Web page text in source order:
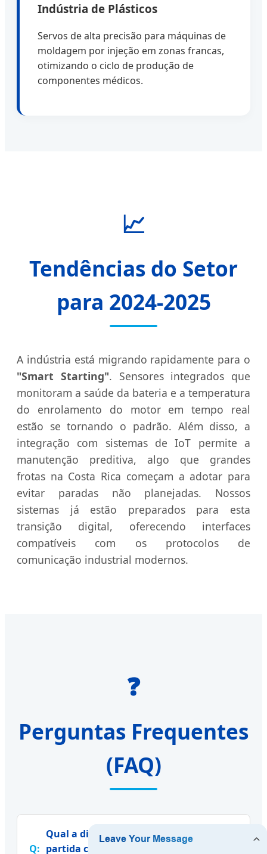
Indústria de Plásticos
Servos de alta precisão para máquinas de
moldagem por injeção em zonas francas,
otimizando o ciclo de produção de
componentes médicos.
📈
Tendências do Setor
para 2024-2025
A indústria está migrando rapidamente para o
"Smart Starting". Sensores integrados que
monitoram a saúde da bateria e a temperatura
do enrolamento do motor em tempo real
estão se tornando o padrão. Além disso, a
integração com sistemas de IoT permite a
manutenção preditiva, algo que grandes
frotas na Costa Rica começam a adotar para
evitar paradas não planejadas. Nossos
sistemas já estão preparados para esta
transição digital, oferecendo interfaces
compatíveis com os protocolos de
comunicação industrial modernos.
❓
Perguntas Frequentes
(FAQ)
Qual a diferença entre um motor de
partida convencional e um de alto